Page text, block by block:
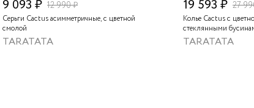
9 093 ₽ 12 990 ₽
Серьги Cactus асимметричные, с цветной
смолой
TARATATA
19 593 ₽ 27
Колье Cactus с
стеклянными
TARATATA